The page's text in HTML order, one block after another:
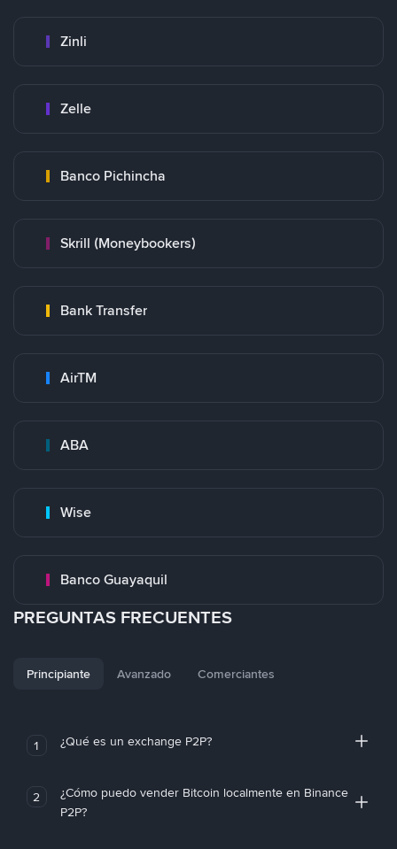
Zinli
Zelle
Banco Pichincha
Skrill (Moneybookers)
Bank Transfer
AirTM
ABA
Wise
Banco Guayaquil
PREGUNTAS FRECUENTES
Principiante Avanzado Comerciantes
1 ¿Qué es un exchange P2P?
2
¿Cómo puedo vender Bitcoin localmente en Binance
P2P?